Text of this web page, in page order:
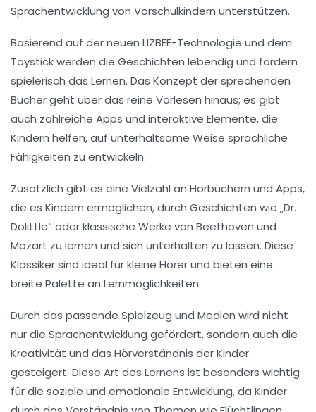
Sprachentwicklung von Vorschulkindern unterstützen.
Basierend auf derneuen LIZBEE-Technologie und dem
Toystickwerden die Geschichten lebendig und fördern
spielerisch das Lernen. Das Konzept dersprechenden
Büchergeht über das reine Vorlesen hinaus; es gibt
auch zahlreiche Apps und interaktive Elemente, die
Kindern helfen, auf unterhaltsame Weise sprachliche
Fähigkeiten zu entwickeln.
Zusätzlich gibt es eine Vielzahl an Hörbüchern und Apps,
die es Kindern ermöglichen, durch Geschichten wie „Dr.
Dolittle“ oder klassische Werke von Beethoven und
Mozart zu lernen und sich unterhalten zu lassen. Diese
Klassikersind ideal für kleine Hörer und bieten eine
breite Palette an Lernmöglichkeiten.
Durch das passende Spielzeug und Medien wird nicht
nur die Sprachentwicklung gefördert, sondern auch die
Kreativität und das Hörverständnis der Kinder
gesteigert. Diese Art des Lernens ist besonders wichtig
für die soziale und emotionale Entwicklung, da Kinder